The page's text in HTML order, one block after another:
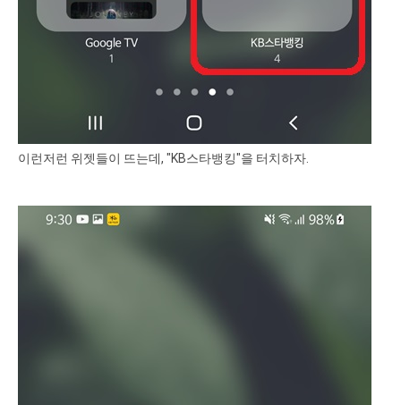
이런저런 위젯들이 뜨는데, "KB스타뱅킹"을 터치하자.